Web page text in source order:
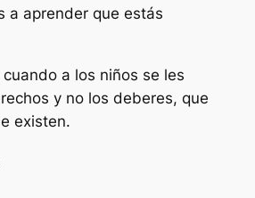
a aprender que estás
a los niños se les
y no los deberes, que
existen.